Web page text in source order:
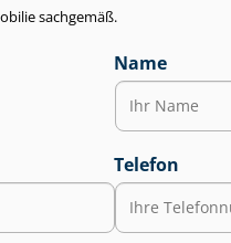
sachgemäß.
Name
Telefon